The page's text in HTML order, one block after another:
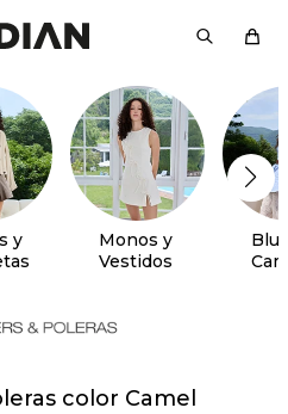
y
Monos y
Vestidos
color Camel